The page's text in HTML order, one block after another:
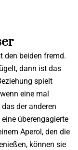
den beiden fremd.
dann ist das
spielt
eine mal
der anderen
überengagierte
Aperol, den die
können sie